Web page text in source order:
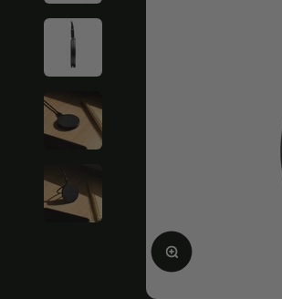
Ampliar la imagen